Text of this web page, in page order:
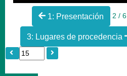
1: Presentación 2 / 6
3: Lugares de procedencia